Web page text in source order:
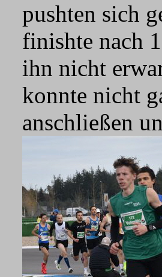
pushten sich
finishte nach
ihn nicht
konnte nicht
anschließen